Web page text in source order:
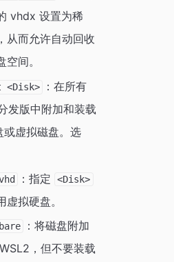
vhdx 设置为稀
从而允许自动回收
空间。
<Disk>
：在所有
发版中附加和装载
或虚拟磁盘。选
：指定 <Disk>
虚拟硬盘。
：将磁盘附加
，但不要装载